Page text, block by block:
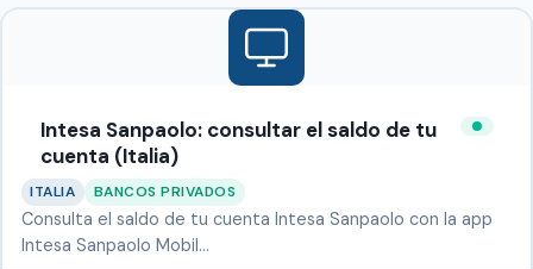
Intesa Sanpaolo: consultar el saldo de tu
cuenta (Italia)
ITALIA BANCOS PRIVADOS
Consulta el saldo de tu cuenta Intesa Sanpaolo con la app
Intesa Sanpaolo Mobil…